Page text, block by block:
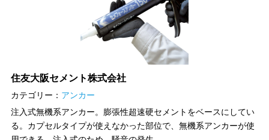
住友大阪セメント株式会社
カテゴリー： アンカー
注入式無機系アンカー。膨張性超速硬セメントをベースにしてい
る。カプセルタイプが使えなかった部位で、無機系アンカーが使